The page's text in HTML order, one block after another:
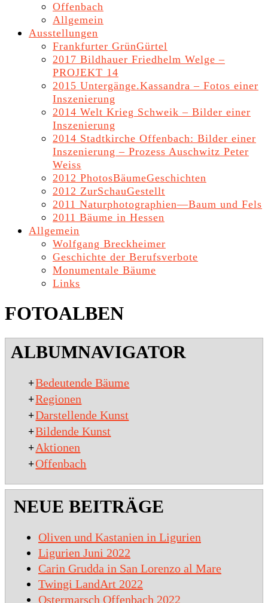
Offenbach
Allgemein
Ausstellungen
Frankfurter GrünGürtel
2017 Bildhauer Friedhelm Welge –
PROJEKT 14
2015 Untergänge.Kassandra – Fotos einer
Inszenierung
2014 Welt Krieg Schweik – Bilder einer
Inszenierung
2014 Stadtkirche Offenbach: Bilder einer
Inszenierung – Prozess Auschwitz Peter
Weiss
2012 PhotosBäumeGeschichten
2012 ZurSchauGestellt
2011 Naturphotographien—Baum und Fels
2011 Bäume in Hessen
Allgemein
Wolfgang Breckheimer
Geschichte der Berufsverbote
Monumentale Bäume
Links
FOTOALBEN
01-
ALBUMNAVIGATOR
+Bedeutende Bäume
+Regionen
+Darstellende Kunst
+Bildende Kunst
+ Aktionen
+Offenbach
NEUE BEITRÄGE
Oliven und Kastanien in Ligurien
Ligurien Juni 2022
Carin Grudda in San Lorenzo al Mare
Twingi LandArt 2022
Ostermarsch Offenbach 2022